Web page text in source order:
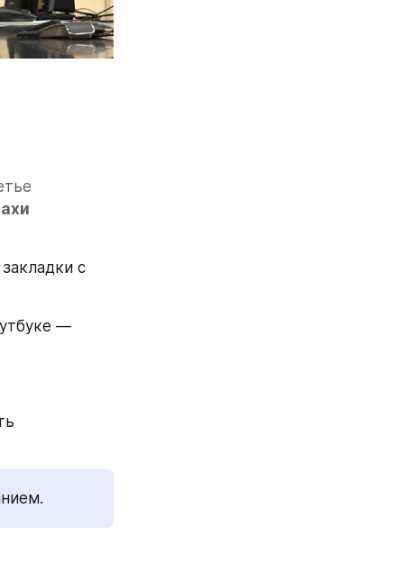
с
—